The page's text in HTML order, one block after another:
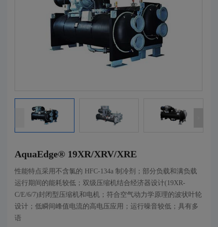
AquaEdge® 19XR/XRV/XRE
性能特点采用不含氯的 HFC-134a 制冷剂；部分负载和满负载
运行期间的能耗较低；双级压缩机结合经济器设计(19XR-
C/E/6/7)封闭型压缩机和电机；符合空气动力学原理的波状叶轮
设计；低瞬间峰值电流的高电压应用；运行噪音较低；具有多
语